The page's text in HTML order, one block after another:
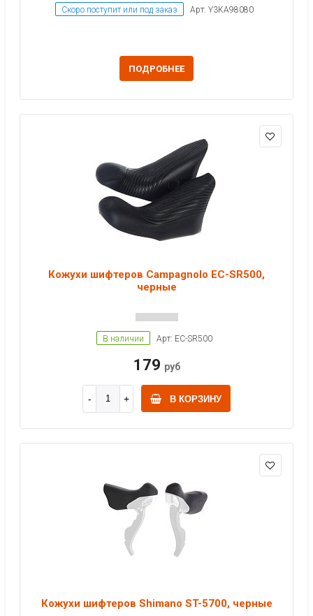
Скоро поступит или под заказ Арт: Y3KA98080
ПОДРОБНЕЕ
Кожухи шифтеров Campagnolo EC-SR500,
черные
В наличии Арт: EC-SR500
179 руб
В КОРЗИНУ
Кожухи шифтеров Shimano ST-5700, черные